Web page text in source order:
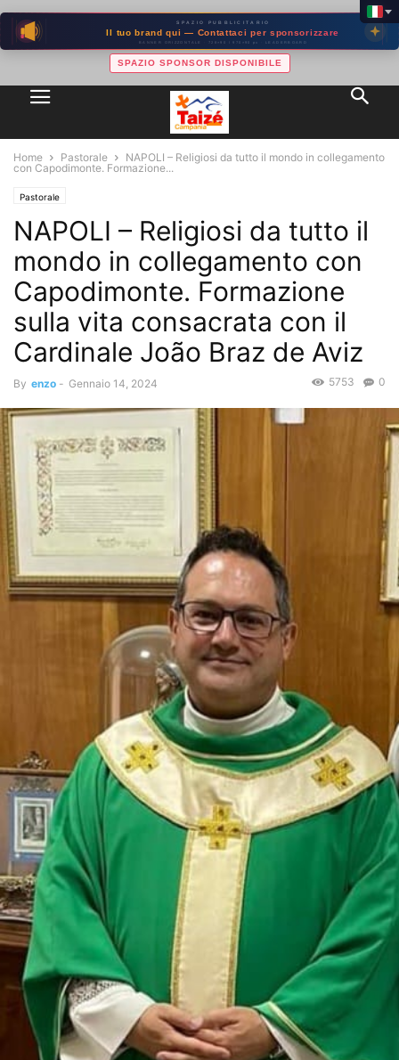
SPAZIO PUBBLICITARIO
Il tuo brand qui — Contattaci per sponsorizzare
BANNER ORIZZONTALE · 728×90 / 970×90 px · LEADERBOARD
SPAZIO SPONSOR DISPONIBILE
Home Pastorale
NAPOLI – Religiosi da tutto il mondo in collegamento
con Capodimonte. Formazione...
Pastorale
NAPOLI – Religiosi da tutto il
mondo in collegamento con
Capodimonte. Formazione
sulla vita consacrata con il
Cardinale João Braz de Aviz
By enzo - Gennaio 14, 2024 0
5753